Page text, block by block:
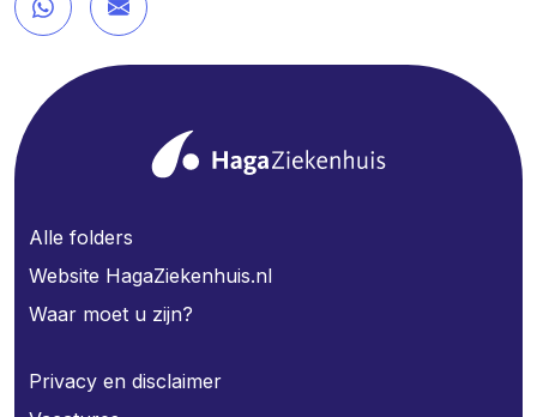
Alle folders
Website HagaZiekenhuis.nl
Waar moet u zijn?
Privacy en disclaimer